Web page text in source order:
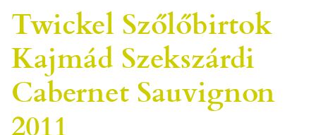
Twickel Szőlőbirtok
Kajmád Szekszárdi
Cabernet Sauvignon
2011